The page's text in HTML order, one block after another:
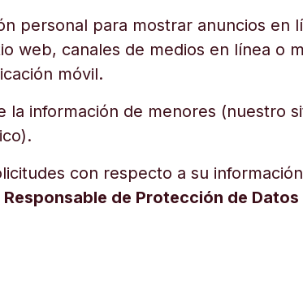
personal para mostrar anuncios en
web, canales de medios en línea o
móvil.
la información de menores (nuestro
con respecto a su
Responsable de Protección de Datos